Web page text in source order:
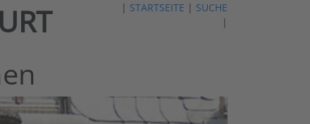
| STARTSEITE | SUCHE
|